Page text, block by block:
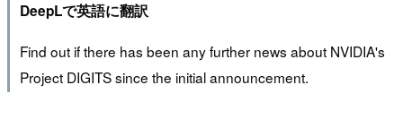
DeepLで英語に翻訳
Find out if there has been any further news about NVIDIA's
Project DIGITS since the initial announcement.